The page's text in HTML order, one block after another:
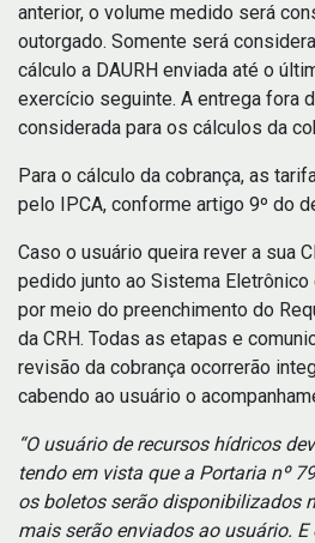
anterior, o volume medido será
outorgado. Somente será
cálculo a DAURH enviada até o
exercício seguinte. A entrega fora
considerada para os cálculos da
Para o cálculo da cobrança, as
pelo IPCA, conforme artigo 9º do
Caso o usuário queira rever a sua
pedido junto ao Sistema
por meio do preenchimento do
da CRH. Todas as etapas e
revisão da cobrança ocorrerão
cabendo ao usuário o
“O usuário de recursos hídricos
tendo em vista que a Portaria nº
os boletos serão disponibilizados
mais serão enviados ao usuário.